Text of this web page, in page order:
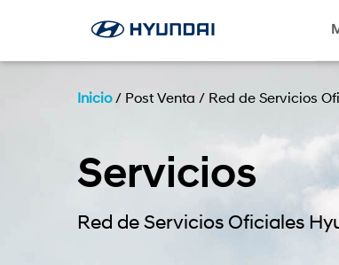
Inicio/ Post Venta / Red de Servicios
Servicios
Red de Servicios Oficiales